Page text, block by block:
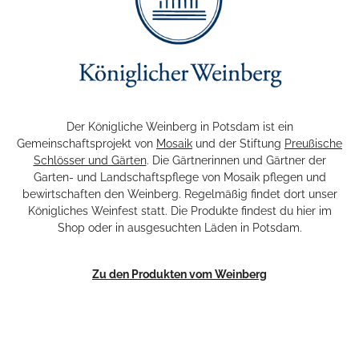
Der Königliche Weinberg in Potsdam ist ein
Gemeinschaftsprojekt von Mosaik und der Stiftung Preußische
Schlösser und Gärten. Die Gärtnerinnen und Gärtner der
Garten- und Landschaftspflege von Mosaik pflegen und
bewirtschaften den Weinberg. Regelmäßig findet dort unser
Königliches Weinfest statt. Die Produkte findest du hier im
Shop oder in ausgesuchten Läden in Potsdam.
Zu den Produkten vom Weinberg